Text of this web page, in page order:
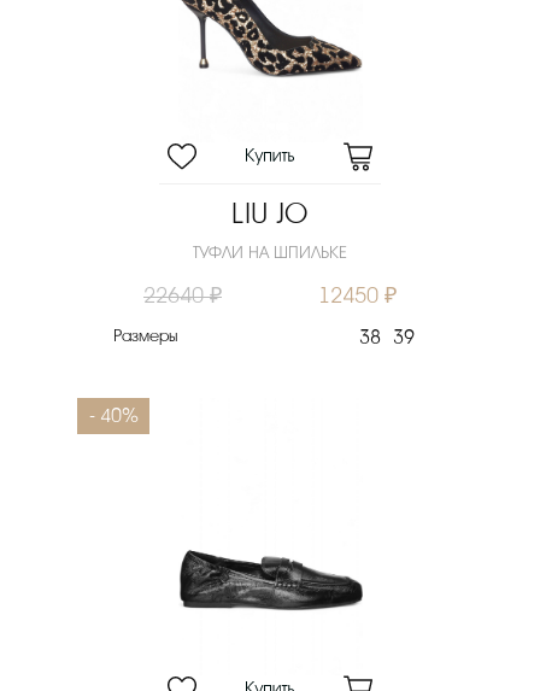
LIU JO
ТУФЛИ НА ШПИЛЬКЕ
22640 ₽ 12450 ₽
Размеры 38 39
- 40%